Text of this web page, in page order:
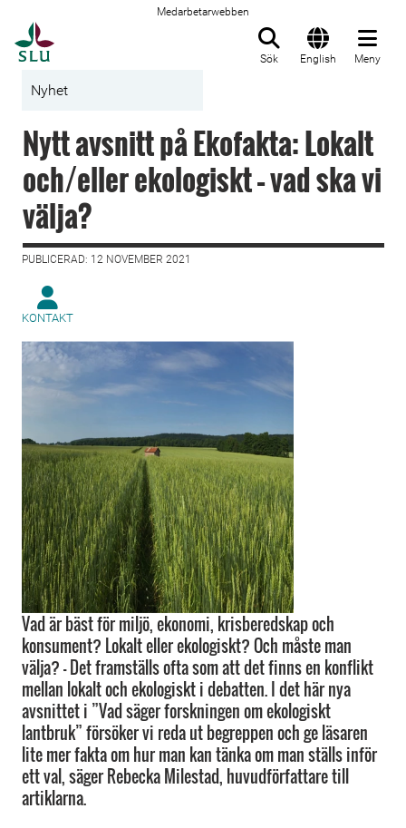
Medarbetarwebben
Sök English Meny
Nyhet
Nytt avsnitt på Ekofakta: Lokalt
och/eller ekologiskt – vad ska vi
välja?
PUBLICERAD: 12 NOVEMBER 2021
KONTAKT
Vad är bäst för miljö, ekonomi, krisberedskap och
konsument? Lokalt eller ekologiskt? Och måste man
välja? – Det framställs ofta som att det finns en konflikt
mellan lokalt och ekologiskt i debatten. I det här nya
avsnittet i ”Vad säger forskningen om ekologiskt
lantbruk” försöker vi reda ut begreppen och ge läsaren
lite mer fakta om hur man kan tänka om man ställs inför
ett val, säger Rebecka Milestad, huvudförfattare till
artiklarna.